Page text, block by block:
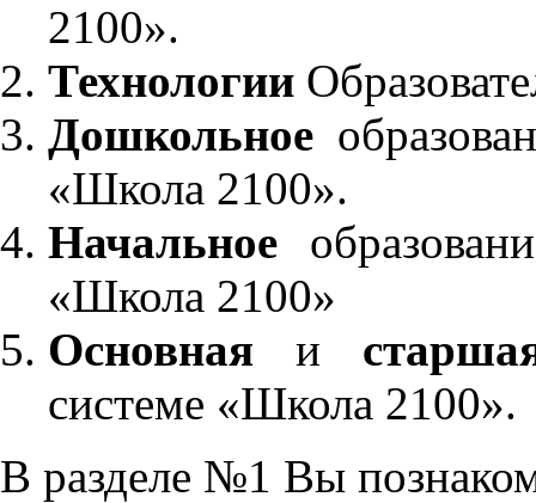
2100».
Технологии
Дошкольное
«Школа 2100».
Начальное
«Школа 2100»
Основнаяи
системе «Школа 2100».
В разделе №1 Вы